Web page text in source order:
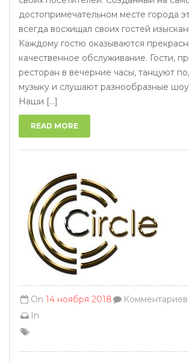
достопримечательном месте города
всегда восхищал своих гостей
Каждому гостю оказываются
качественное обслуживание. Гости,
ресторан в вечерние часы, танцуют
музыку и слушают разнообразные
Наши [...]
READ MORE
On 14 ноября 2018
In